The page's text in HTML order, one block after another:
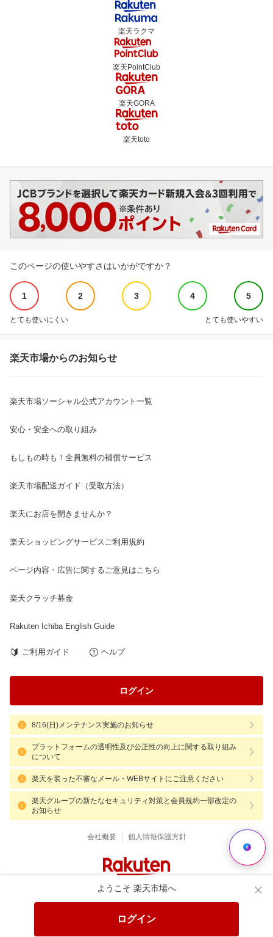
ようこそ 楽天市場へ
ログイン
楽天ラクマ
楽天PointClub
楽天GORA
楽天toto
このページの使いやすさはいかがですか？
1 2 3 4 5
とても使いにくい とても使いやすい
楽天市場からのお知らせ
楽天市場ソーシャル公式アカウント一覧
安心・安全への取り組み
もしもの時も！全員無料の補償サービス
楽天市場配送ガイド（受取方法）
楽天にお店を開きませんか？
楽天ショッピングサービスご利用規約
ページ内容・広告に関するご意見はこちら
楽天クラッチ募金
Rakuten Ichiba English Guide
ご利用ガイド ヘルプ
ログイン
8/16(日)メンテナンス実施のお知らせ
プラットフォームの透明性及び公正性の向上に関する取り組み
について
楽天を装った不審なメール・WEBサイトにご注意ください
楽天グループの新たなセキュリティ対策と会員規約一部改定の
お知らせ
会社概要 | 個人情報保護方針